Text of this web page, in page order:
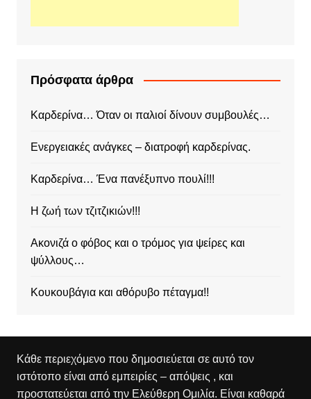
Πρόσφατα άρθρα
Καρδερίνα… Όταν οι παλιοί δίνουν συμβουλές…
Ενεργειακές ανάγκες – διατροφή καρδερίνας.
Καρδερίνα… Ένα πανέξυπνο πουλί!!!
Η ζωή των τζιτζικιών!!!
Ακονιζά ο φόβος και ο τρόμος για ψείρες και
ψύλλους…
Κουκουβάγια και αθόρυβο πέταγμα!!
Κάθε περιεχόμενο που δημοσιεύεται σε αυτό τον
ιστότοπο είναι από εμπειρίες – απόψεις , και
προστατεύεται από την Ελεύθερη Ομιλία. Είναι καθαρά